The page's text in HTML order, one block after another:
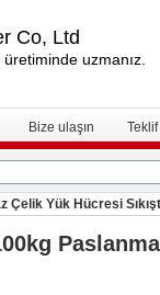
Co, Ltd
uzmanız.
Bize ulaşın
Çelik Yük Hücresi